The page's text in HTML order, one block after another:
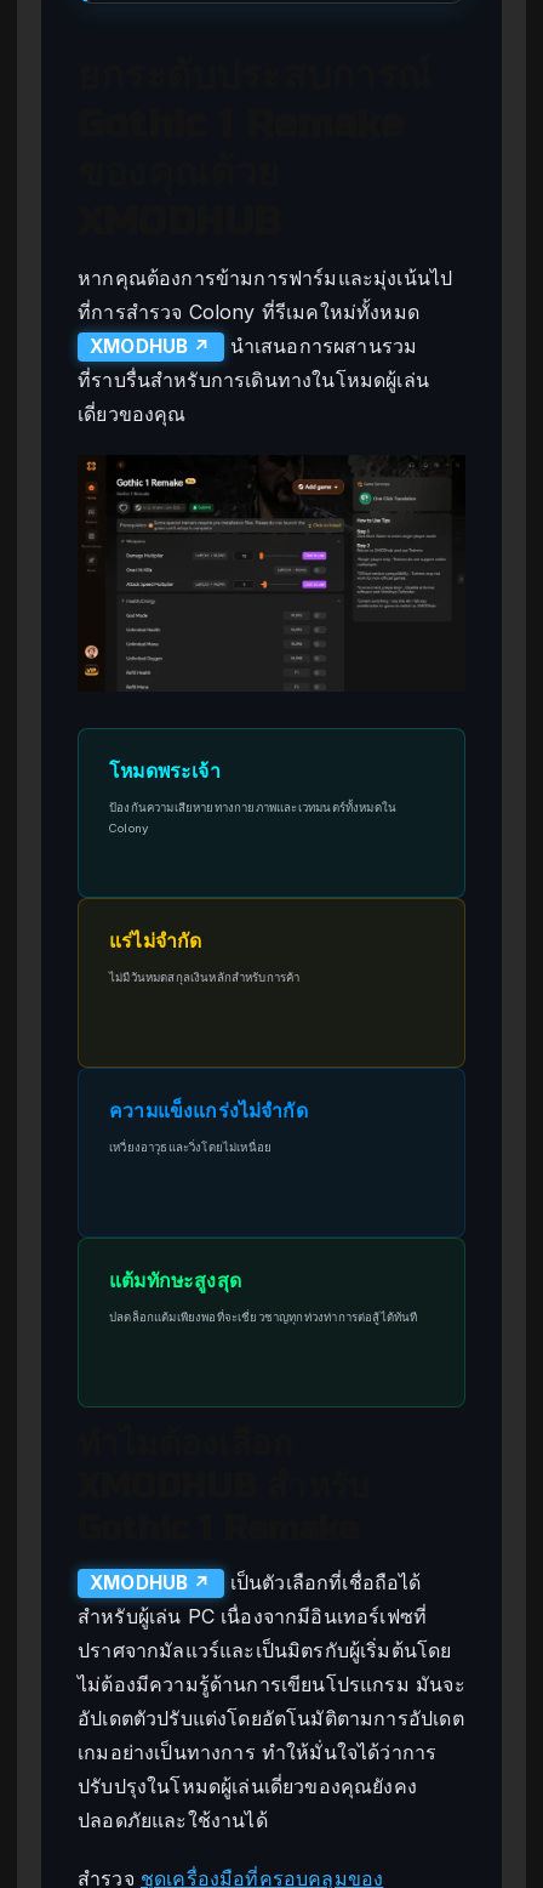
หากคุณต้องการข้ามการฟาร์มและมุ่งเน้นไป
ที่การสำรวจ Colony ที่รีเมคใหม่ทั้งหมด
XMODHUB ↗
นำเสนอการผสานรวม
ที่ราบรื่นสำหรับการเดินทางในโหมดผู้เล่น
เดี่ยวของคุณ
โหมดพระเจ้า
ป้องกันความเสียหายทางกายภาพและเวทมนตร์ทั้งหมดใน
Colony
แร่ไม่จำกัด
ไม่มีวันหมดสกุลเงินหลักสำหรับการค้า
ความแข็งแกร่งไม่จำกัด
เหวี่ยงอาวุธและวิ่งโดยไม่เหนื่อย
แต้มทักษะสูงสุด
ปลดล็อกแต้มเพียงพอที่จะเชี่ยวชาญทุกท่วงท่าการต่อสู้ได้ทันที
XMODHUB ↗
เป็นตัวเลือกที่เชื่อถือได้
สำหรับผู้เล่น PC เนื่องจากมีอินเทอร์เฟซที่
ปราศจากมัลแวร์และเป็นมิตรกับผู้เริ่มต้นโดย
ไม่ต้องมีความรู้ด้านการเขียนโปรแกรม มันจะ
อัปเดตตัวปรับแต่งโดยอัตโนมัติตามการอัปเดต
เกมอย่างเป็นทางการ ทำให้มั่นใจได้ว่าการ
ปรับปรุงในโหมดผู้เล่นเดี่ยวของคุณยังคง
ปลอดภัยและใช้งานได้
สำรวจ ชุดเครื่องมือที่ครอบคลุมของ